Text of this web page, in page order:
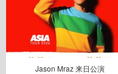
Jason Mraz 来日公演